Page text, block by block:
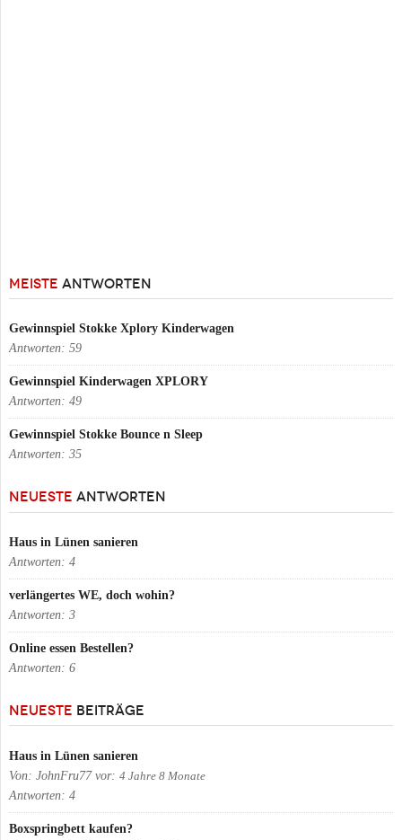
MEISTE ANTWORTEN
Gewinnspiel Stokke Xplory Kinderwagen
Antworten: 59
Gewinnspiel Kinderwagen XPLORY
Antworten: 49
Gewinnspiel Stokke Bounce n Sleep
Antworten: 35
NEUESTE ANTWORTEN
Haus in Lünen sanieren
Antworten: 4
verlängertes WE, doch wohin?
Antworten: 3
Online essen Bestellen?
Antworten: 6
NEUESTE BEITRÄGE
Haus in Lünen sanieren
Von: JohnFru77 vor: 4 Jahre 8 Monate
Antworten: 4
Boxspringbett kaufen?